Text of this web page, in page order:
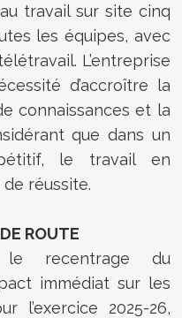
travail sur site cinq
les équipes, avec
L’entreprise
d’accroître la
connaissances et la
que dans un
le travail en
réussite.
ROUTE
recentrage du
immédiat sur les
l’exercice 2025-26,